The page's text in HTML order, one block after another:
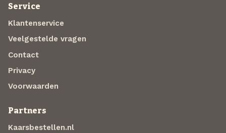
Service
Klantenservice
Veelgestelde vragen
Contact
Privacy
Voorwaarden
Partners
Kaarsbestellen.nl